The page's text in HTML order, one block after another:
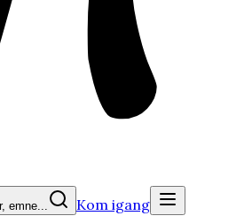
emne... Kom igang